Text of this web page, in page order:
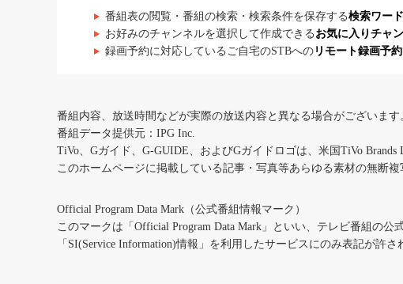
番組表の閲覧・番組の検索・検索条件を保存する検索ワー
お好みのチャンネルを選択して作成できる お気に入りチャ
録画予約に対応しているご自宅のSTBへの リモート録画予約
番組内容、放送時間などが実際の放送内容と異なる場合がございます
番組データ提供元：IPG Inc.
TiVo、Gガイド、G-GUIDE、およびGガイドロゴは、米国TiVo
このホームページに掲載している記事・写真等あらゆる素材の無断複
Official Program Data Mark（公式番組情報マーク）
このマークは「Official Program Data Mark」といい、テレビ番組の公
「SI(Service Information)情報」を利用したサービスにのみ表記が許さ